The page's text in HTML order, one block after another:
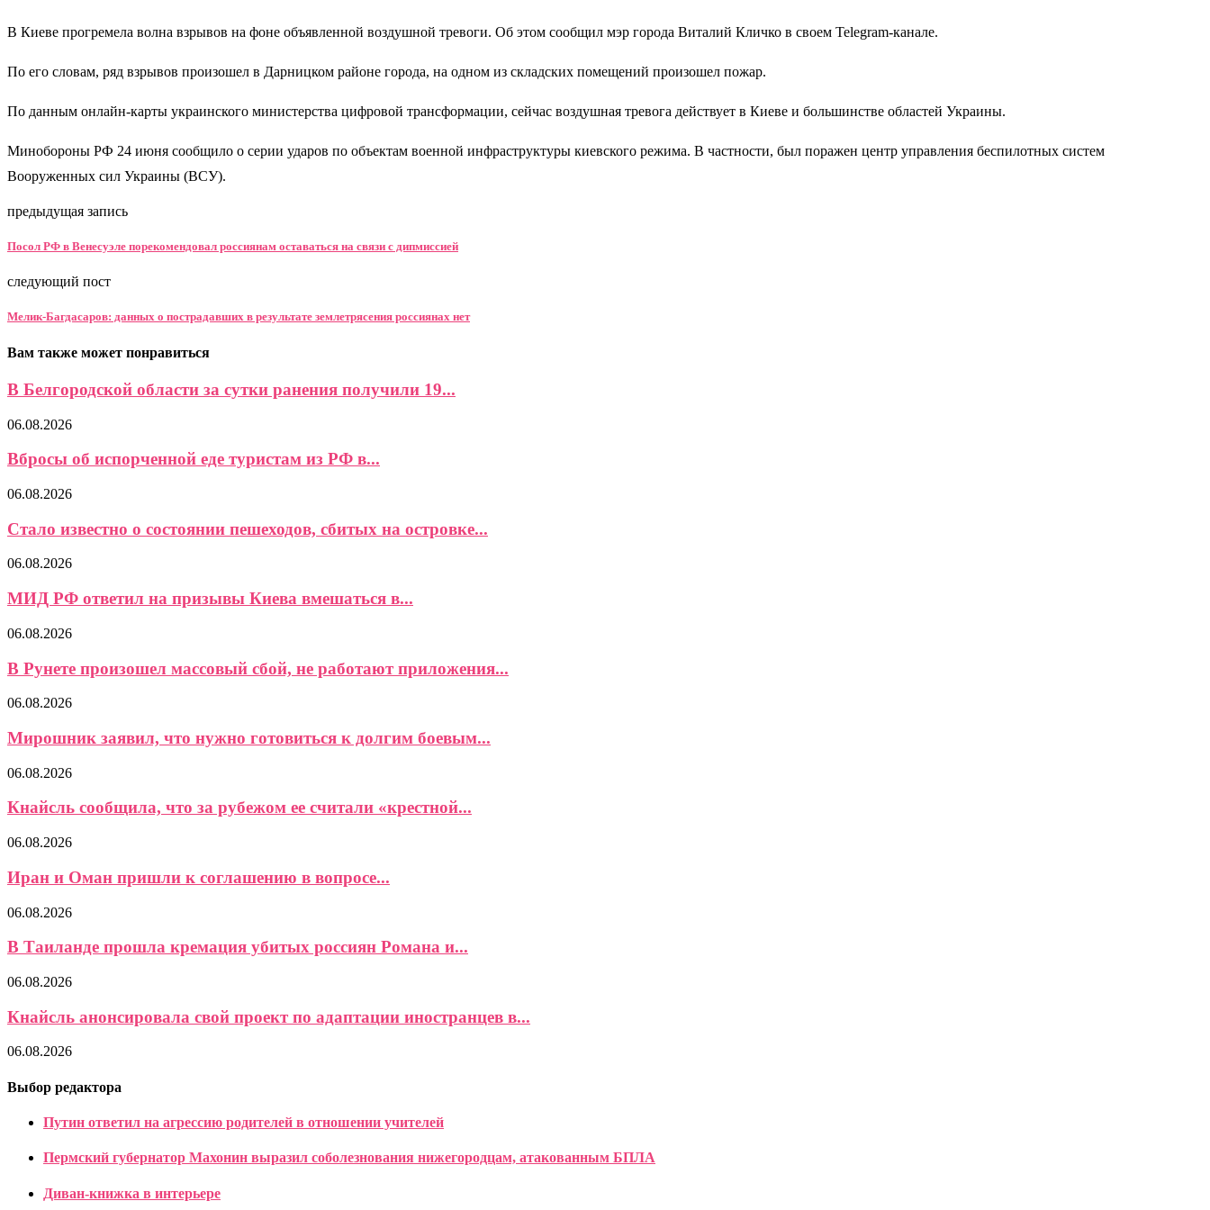
В Киеве прогремела волна взрывов на фоне объявленной воздушной тревоги. Об этом сообщил мэр города Виталий Кличко в своем Telegram-канале.
По его словам, ряд взрывов произошел в Дарницком районе города, на одном из складских помещений произошел пожар.
По данным онлайн-карты украинского министерства цифровой трансформации, сейчас воздушная тревога действует в Киеве и большинстве областей Украины.
Минобороны РФ 24 июня сообщило о серии ударов по объектам военной инфраструктуры киевского режима. В частности, был поражен центр управления беспилотных систем
Вооруженных сил Украины (ВСУ).
предыдущая запись
Посол РФ в Венесуэле порекомендовал россиянам оставаться на связи с дипмиссией
следующий пост
Мелик-Багдасаров: данных о пострадавших в результате землетрясения россиянах нет
Вам также может понравиться
В Белгородской области за сутки ранения получили 19...
06.08.2026
Вбросы об испорченной еде туристам из РФ в...
06.08.2026
Стало известно о состоянии пешеходов, сбитых на островке...
06.08.2026
МИД РФ ответил на призывы Киева вмешаться в...
06.08.2026
В Рунете произошел массовый сбой, не работают приложения...
06.08.2026
Мирошник заявил, что нужно готовиться к долгим боевым...
06.08.2026
Кнайсль сообщила, что за рубежом ее считали «крестной...
06.08.2026
Иран и Оман пришли к соглашению в вопросе...
06.08.2026
В Таиланде прошла кремация убитых россиян Романа и...
06.08.2026
Кнайсль анонсировала свой проект по адаптации иностранцев в...
06.08.2026
Выбор редактора
Путин ответил на агрессию родителей в отношении учителей
Пермский губернатор Махонин выразил соболезнования нижегородцам, атакованным БПЛА
Диван-книжка в интерьере